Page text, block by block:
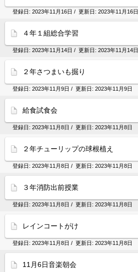
登録日: 2023年11月16日 / 更新日: 2023年11月16日
４年１組総合学習
登録日: 2023年11月14日 / 更新日: 2023年11月14日
２年さつまいも掘り
登録日: 2023年11月9日 / 更新日: 2023年11月9日
給食試食会
登録日: 2023年11月8日 / 更新日: 2023年11月8日
２年チューリップの球根植え
登録日: 2023年11月8日 / 更新日: 2023年11月8日
３年消防出前授業
登録日: 2023年11月8日 / 更新日: 2023年11月8日
レインコートがけ
登録日: 2023年11月8日 / 更新日: 2023年11月8日
11月6日音楽朝会